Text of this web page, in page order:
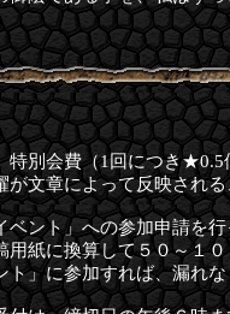
別会費（1回につき★0.5
が文章によって反映され
ント」への参加申請を
用紙に換算して５０～１
」に参加すれば、漏れ